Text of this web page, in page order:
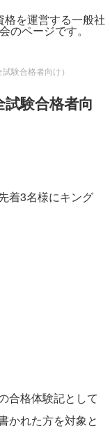
を運営する一般社
のページです。
験合格者向け）
験合格者向
着3名様にキング
合格体験記として
かれた方を対象と